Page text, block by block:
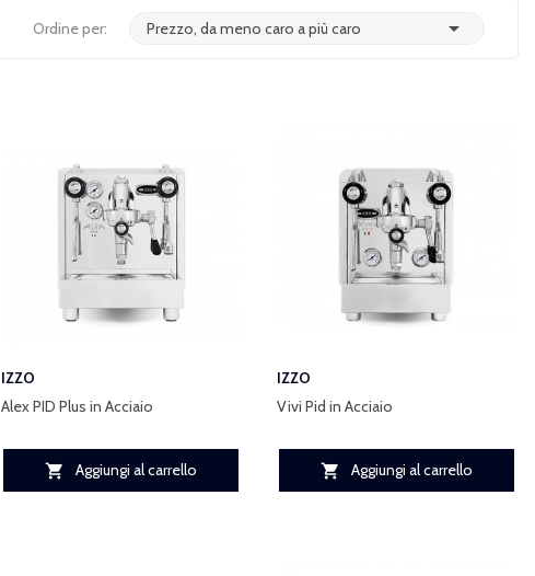
Ordine per: Prezzo, da meno caro a più caro 
IZZO
Alex PID Plus in Acciaio
 Aggiungi al carrello
IZZO
Vivi Pid in Acciaio
 Aggiungi al carrello